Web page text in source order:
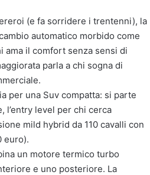
(e fa sorridere i trentenni), la
automatico morbido come
ama il comfort senza sensi di
parla a chi sogna di
per una Suv compatta: si parte
l’entry level per chi cerca
mild hybrid da 110 cavalli con
euro).
un motore termico turbo
e uno posteriore. La